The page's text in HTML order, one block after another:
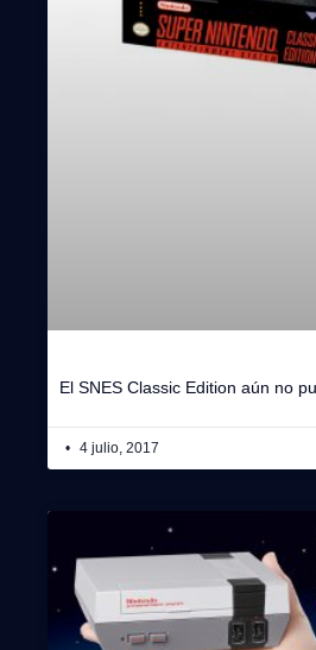
El SNES Classic Edition aún no
4 julio, 2017